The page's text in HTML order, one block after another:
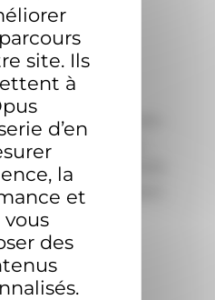
vos ouvertures :
portails, stores, …
haute qualité et 100%
de votre maison.
79 50 49
site. Ils
à
d’en
la
et
vous
des